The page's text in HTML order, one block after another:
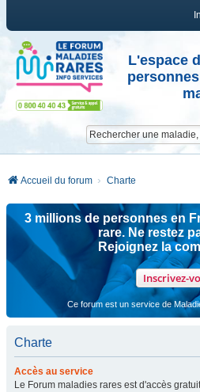
L'espace
Accueil du forum Charte
3 millions de personnes en
rare. Ne restez
Rejoignez la
Inscrivez-
Ce forum est un service de
Charte
Accès au service
Le Forum maladies rares est d'accès